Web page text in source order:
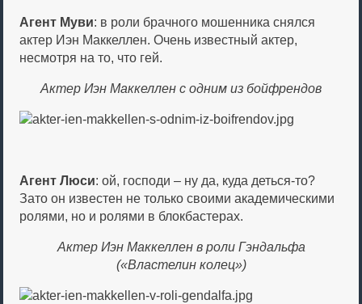
Агент Муви: в роли брачного мошенника снялся
актер Иэн Маккеллен. Очень известный актер,
несмотря на то, что гей.
Актер Иэн Маккеллен с одним из бойфрендов
Агент Люси: ой, господи – ну да, куда деться-то?
Зато он известен не только своими академическими
ролями, но и ролями в блокбастерах.
Актер Иэн Маккеллен в роли Гэндальфа
(«Властелин колец»)